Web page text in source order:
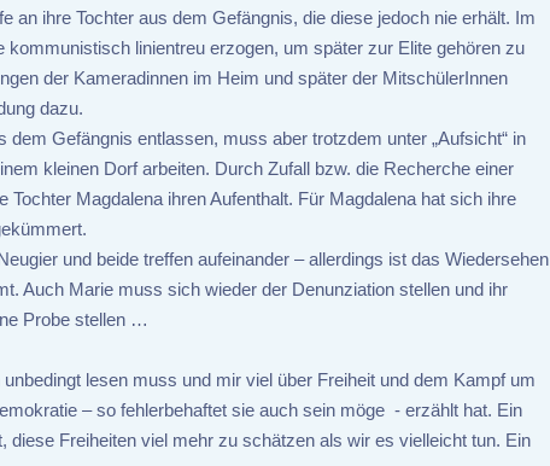
an ihre Tochter aus dem Gefängnis, die diese jedoch nie erhält. Im
kommunistisch linientreu erzogen, um später zur Elite gehören zu
der Kameradinnen im Heim und später der MitschülerInnen
dazu.
dem Gefängnis entlassen, muss aber trotzdem unter „Aufsicht“ in
kleinen Dorf arbeiten. Durch Zufall bzw. die Recherche einer
Tochter Magdalena ihren Aufenthalt. Für Magdalena hat sich ihre
und beide treffen aufeinander – allerdings ist das Wiedersehen
Auch Marie muss sich wieder der Denunziation stellen und ihr
Probe stellen …
lesen muss und mir viel über Freiheit und dem Kampf um
– so fehlerbehaftet sie auch sein möge - erzählt hat. Ein
diese Freiheiten viel mehr zu schätzen als wir es vielleicht tun. Ein